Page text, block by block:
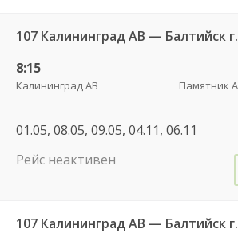
107 Калининград АВ — Балтийск г.
8:15
Калининград АВ
01.05, 08.05, 09.05, 04.11, 06.11
Рейс неактивен
107 Калининград АВ — Балтийск г.